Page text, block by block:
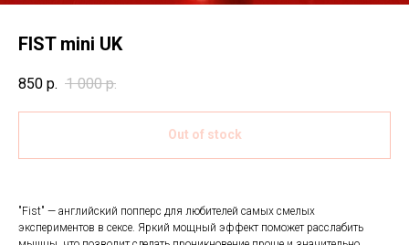
FIST mini UK
850 р. 1 000 р.
Out of stock
"Fist" — английский попперс для любителей самых смелых
экспериментов в сексе. Яркий мощный эффект поможет расслабить